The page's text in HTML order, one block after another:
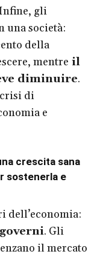
gli
una società:
della
mentre il
diminuire.
crisi di
e
crescita sana
sostenerla e
dell’economia:
. Gli
il mercato